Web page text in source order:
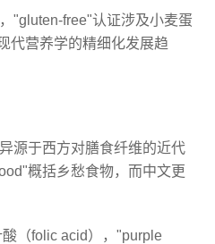
"gluten-free"认证涉及小麦蛋
代营养学的精细化发展趋
源于西方对膳食纤维的近代
概括乡愁食物，而中文更
（folic acid），"purple